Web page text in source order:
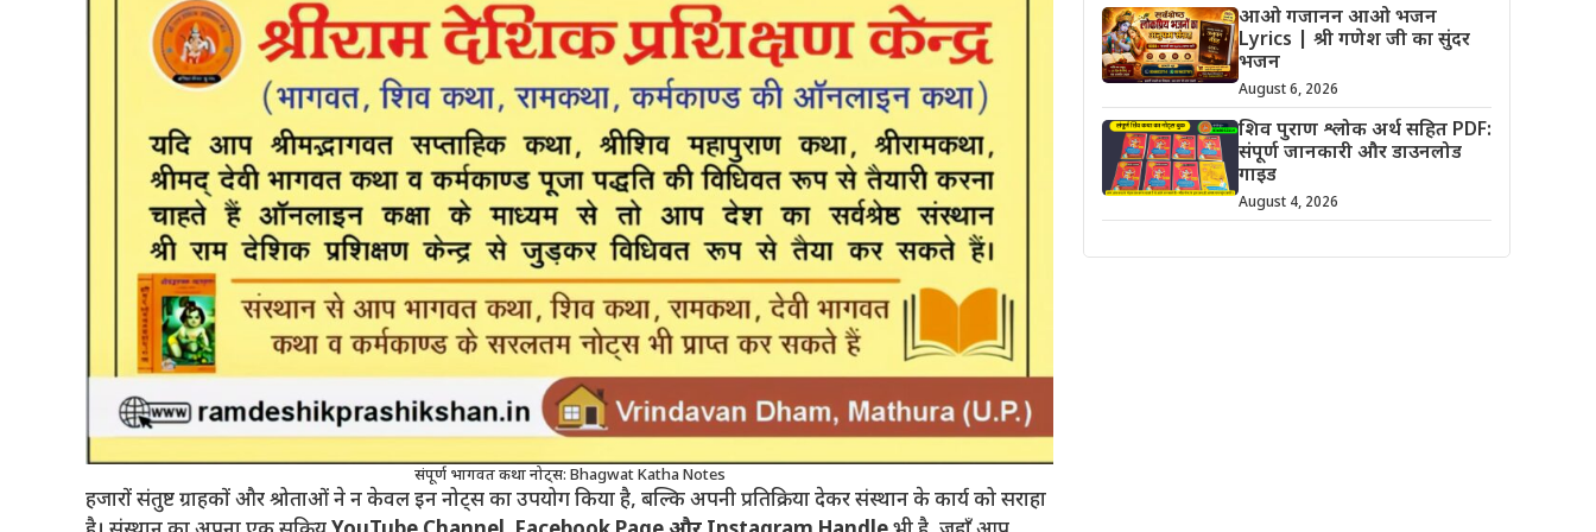
संपूर्ण भागवत कथा नोट्स: Bhagwat Katha Notes
हजारों संतुष्ट ग्राहकों और श्रोताओं ने न केवल इन नोट्स का उपयोग किया है, बल्कि अपनी प्रतिक्रिया देकर संस्थान के कार्य को सराहा
आओ गजानन आओ भजन
Lyrics | श्री गणेश जी का सुंदर
भजन
August 6, 2026
शिव पुराण श्लोक अर्थ सहित PDF:
संपूर्ण जानकारी और डाउनलोड
गाइड
August 4, 2026